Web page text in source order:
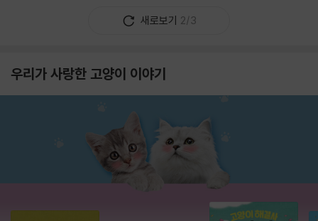
새로보기 2/3
우리가 사랑한 고양이 이야기